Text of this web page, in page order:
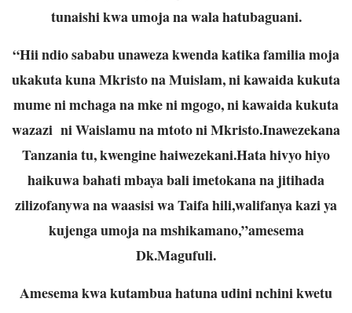
tunaishi kwa umoja na wala hatubaguani.
“Hii ndio sababu unaweza kwenda katika familia moja
ukakuta kuna Mkristo na Muislam, ni kawaida kukuta
mume ni mchaga na mke ni mgogo, ni kawaida kukuta
wazazi ni Waislamu na mtoto ni Mkristo.Inawezekana
Tanzania tu, kwengine haiwezekani.Hata hivyo hiyo
haikuwa bahati mbaya bali imetokana na jitihada
zilizofanywa na waasisi wa Taifa hili,walifanya kazi ya
kujenga umoja na mshikamano,”amesema
Dk.Magufuli.
Amesema kwa kutambua hatuna udini nchini kwetu